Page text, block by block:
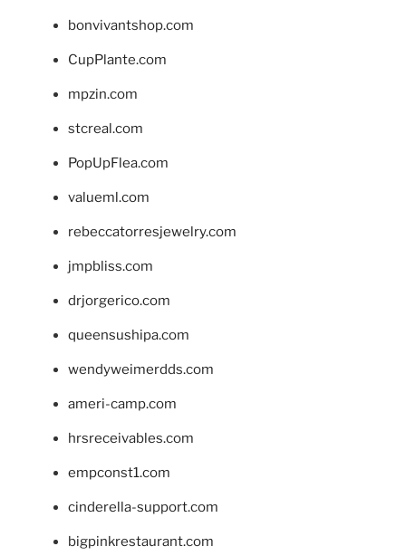
bonvivantshop.com
CupPlante.com
mpzin.com
stcreal.com
PopUpFlea.com
valueml.com
rebeccatorresjewelry.com
jmpbliss.com
drjorgerico.com
queensushipa.com
wendyweimerdds.com
ameri-camp.com
hrsreceivables.com
empconst1.com
cinderella-support.com
bigpinkrestaurant.com